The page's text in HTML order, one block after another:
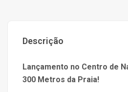
Descrição
Lançamento no Centro de
300 Metros da Praia!